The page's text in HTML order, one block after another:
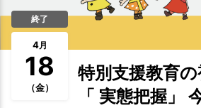
終了
4月
18
（金）
特別支援教育
「 実態把握」